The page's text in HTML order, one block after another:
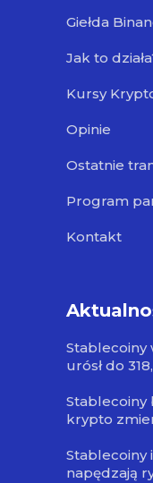
Giełda
Jak to
Kursy
Opinie
Ostatnie
Program
Kontakt
Stablecoiny
urósł do
Stablecoiny
krypto
Stablecoiny
napędzają